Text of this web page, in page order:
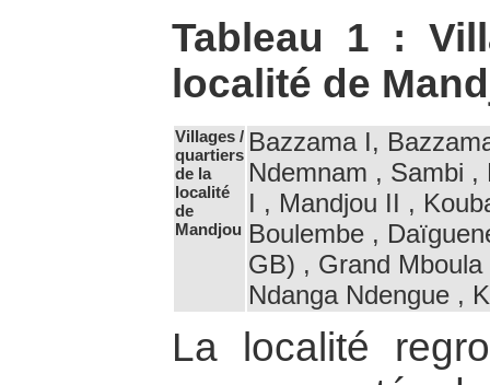
Tableau 1 :
localité de
Villages /
quartiers
de la
localité
de
Mandjou
Bazzama I,
Ndemnam , Sambi
I , Mandjou II ,
Boulembe ,
GB) , Grand
Ndanga Ndengue ,
La localité